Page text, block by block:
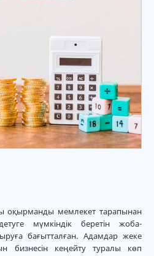
оқырманды мемлекет тарапынан
мүмкіндік беретін жоба-
бағытталған. Адамдар жеке
бизнесін кеңейту туралы көп